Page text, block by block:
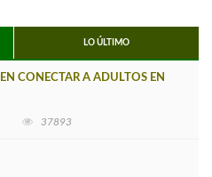
LO ÚLTIMO
CONECTAR A ADULTOS EN
37893